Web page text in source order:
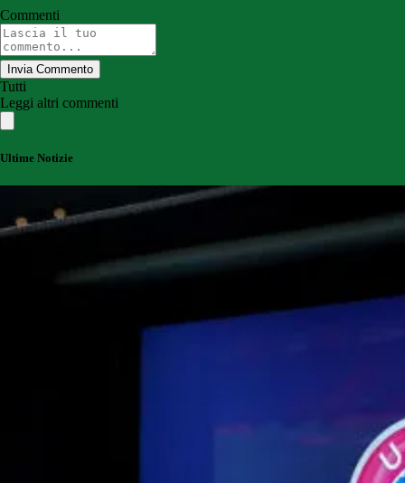
Commenti
Invia Commento
Tutti
Leggi altri commenti
Ultime Notizie